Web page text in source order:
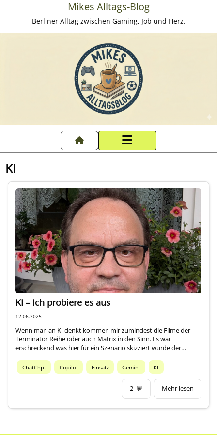
Mikes Alltags-Blog
Berliner Alltag zwischen Gaming, Job und Herz.
Datenschutzerklärung
Impressum
Über mich
KI
KI – Ich probiere es aus
12.06.2025
Wenn man an KI denkt kommen mir zumindest die Filme der
Terminator Reihe oder auch Matrix in den Sinn. Es war
erschreckend was hier für ein Szenario skizziert wurde der…
ChatChpt Copilot Einsatz Gemini KI
2 💬 Mehr lesen